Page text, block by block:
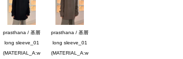
prasthana / 基層
long sleeve_01
(MATERIAL_A:w
prasthana / 基層
long sleeve_01
(MATERIAL_A:w